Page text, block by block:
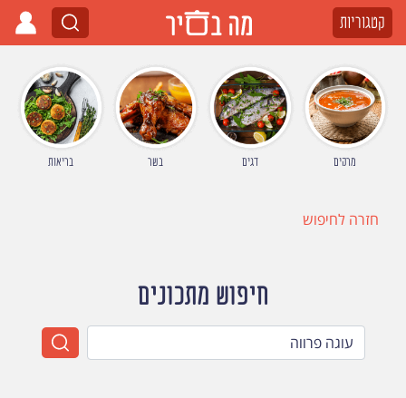
קטגוריות
מרקים דגים בשר בריאות
חזרה לחיפוש
חיפוש מתכונים